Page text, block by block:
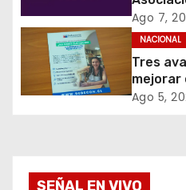
e
t
Ago 7,
NACIONAL
Tres
mejorar
Ago 5,
SEÑAL EN VIVO